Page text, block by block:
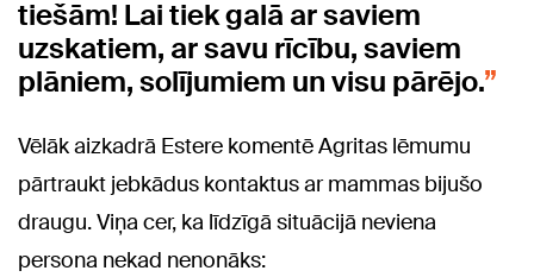
tiešām! Lai tiek galā ar saviem
uzskatiem, ar savu rīcību, saviem
plāniem, solījumiem un visu pārējo.
Vēlāk aizkadrā Estere komentē Agritas lēmumu
pārtraukt jebkādus kontaktus ar mammas bijušo
draugu. Viņa cer, ka līdzīgā situācijā neviena
persona nekad nenonāks: